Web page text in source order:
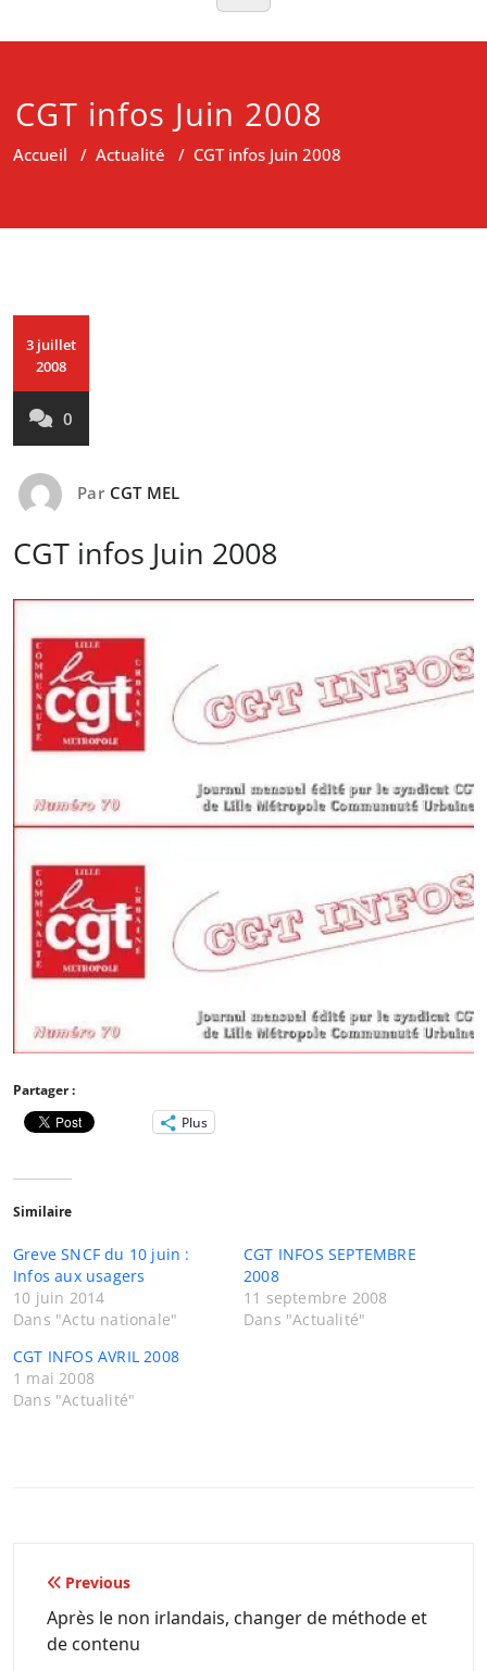
CGT infos Juin 2008
Accueil / Actualité / CGT infos Juin 2008
3 juillet
2008
0
Par CGT MEL
CGT infos Juin 2008
Partager :
Plus
Similaire
Greve SNCF du 10 juin :
Infos aux usagers
10 juin 2014
Dans "Actu nationale"
CGT INFOS SEPTEMBRE
2008
11 septembre 2008
Dans "Actualité"
CGT INFOS AVRIL 2008
1 mai 2008
Dans "Actualité"
Navigation
de
l’article
Previous
Après le non irlandais, changer de méthode et
de contenu